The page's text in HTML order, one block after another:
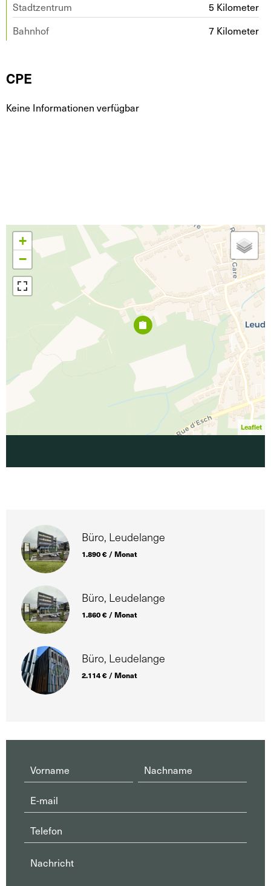
Stadtzentrum
5 Kilometer
Bahnhof
7 Kilometer
CPE
Keine Informationen verfügbar
+
−
Leaflet
Büro, Leudelange
1.890 € / Monat
Büro, Leudelange
1.860 € / Monat
Büro, Leudelange
2.114 € / Monat